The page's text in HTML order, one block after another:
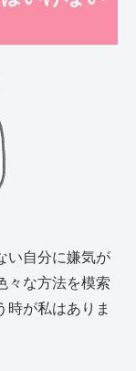
い自分に嫌気が
々な方法を模索
時が私はありま